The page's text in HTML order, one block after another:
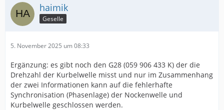
haimik
Geselle
5. November 2025 um 08:33
Ergänzung: es gibt noch den G28 (059 906 433 K) der die
Drehzahl der Kurbelwelle misst und nur im Zusammenhang
der zwei Informationen kann auf die fehlerhafte
Synchronisation (Phasenlage) der Nockenwelle und
Kurbelwelle geschlossen werden.